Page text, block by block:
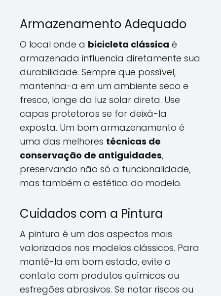
Armazenamento Adequado
O local onde a bicicleta clássica é
armazenada influencia diretamente sua
durabilidade. Sempre que possível,
mantenha-a em um ambiente seco e
fresco, longe da luz solar direta. Use
capas protetoras se for deixá-la
exposta. Um bom armazenamento é
uma das melhores técnicas de
conservação de antiguidades,
preservando não só a funcionalidade,
mas também a estética do modelo.
Cuidados com a Pintura
A pintura é um dos aspectos mais
valorizados nos modelos clássicos. Para
mantê-la em bom estado, evite o
contato com produtos químicos ou
esfregões abrasivos. Se notar riscos ou